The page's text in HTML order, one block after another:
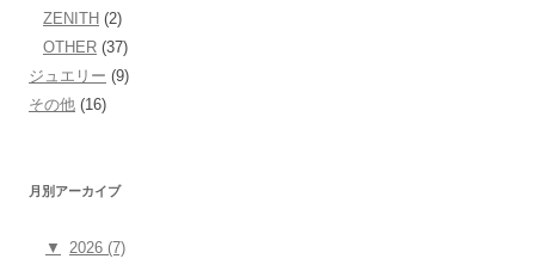
ZENITH (2)
OTHER (37)
ジュエリー (9)
その他 (16)
月別アーカイブ
▼
2026 (7)